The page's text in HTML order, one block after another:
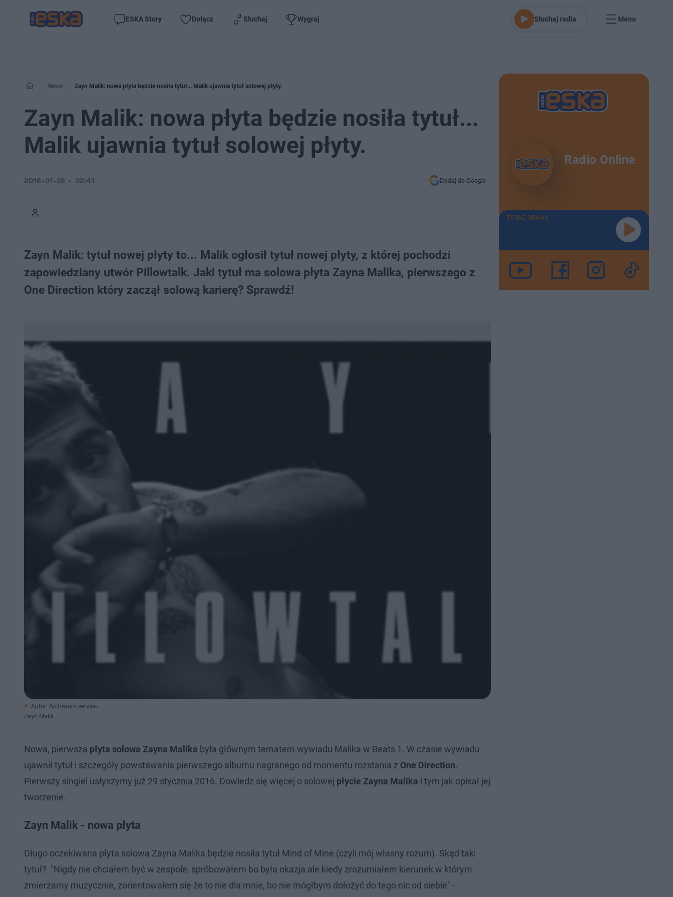
ESKA Story Dołącz Słuchaj Wygraj Słuchaj radia Menu
News Zayn Malik: nowa płyta będzie nosiła tytuł... Malik ujawnia tytuł solowej płyty.
Zayn Malik: nowa płyta będzie nosiła tytuł...
Malik ujawnia tytuł solowej płyty.
2016-01-28 22:41 Dodaj do Google
Zayn Malik: tytuł nowej płyty to... Malik ogłosił tytuł nowej płyty, z której pochodzi
zapowiedziany utwór Pillowtalk. Jaki tytuł ma solowa płyta Zayna Malika, pierwszego z
One Direction który zaczął solową karierę? Sprawdź!
Autor: Archiwum serwisu
Zayn Malik
Nowa, pierwsza płyta solowa Zayna Malika była głównym tematem wywiadu Malika w Beats 1. W czasie wywiadu
ujawnił tytuł i szczegóły powstawania pierwszego albumu nagranego od momentu rozstania z One Direction.
Pierwszy singiel usłyszymy już 29 stycznia 2016. Dowiedz się więcej o solowej płycie Zayna Malika i tym jak opisał jej
tworzenie.
Zayn Malik - nowa płyta
Długo oczekiwana płyta solowa Zayna Malika będzie nosiła tytuł Mind of Mine (czyli mój własny rozum). Skąd taki
tytuł? "Nigdy nie chciałem być w zespole, spróbowałem bo była okazja ale kiedy zrozumiałem kierunek w którym
zmierzamy muzycznie, zorientowałem się że to nie dla mnie, bo nie mógłbym dołożyć do tego nic od siebie" -
Radio Online
TERAZ GRAMY